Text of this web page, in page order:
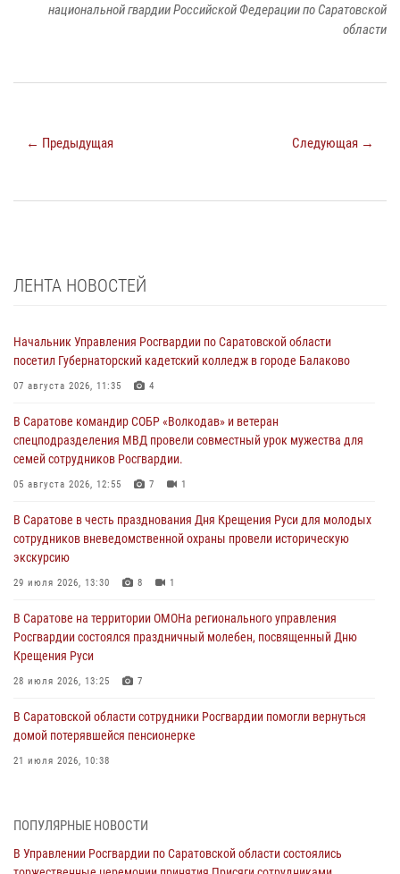
национальной гвардии Российской Федерации по Саратовской
области
← Предыдущая Следующая →
ЛЕНТА НОВОСТЕЙ
Начальник Управления Росгвардии по Саратовской области
посетил Губернаторский кадетский колледж в городе Балаково
07 августа 2026, 11:35 4
В Саратове командир СОБР «Волкодав» и ветеран
спецподразделения МВД провели совместный урок мужества для
семей сотрудников Росгвардии.
05 августа 2026, 12:55 7 1
В Саратове в честь празднования Дня Крещения Руси для молодых
сотрудников вневедомственной охраны провели историческую
экскурсию
29 июля 2026, 13:30 8 1
В Саратове на территории ОМОНа регионального управления
Росгвардии состоялся праздничный молебен, посвященный Дню
Крещения Руси
28 июля 2026, 13:25 7
В Саратовской области сотрудники Росгвардии помогли вернуться
домой потерявшейся пенсионерке
21 июля 2026, 10:38
вневедомственной охраны и вручения ключей от новых
автомобилей для подразделений лицензионно-разрешительной
работы и государственного контроля.
ПОПУЛЯРНЫЕ НОВОСТИ
В Управлении Росгвардии по Саратовской области состоялись